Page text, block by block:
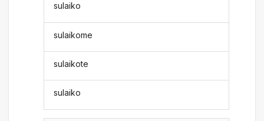
sulaiko
sulaikome
sulaikote
sulaiko